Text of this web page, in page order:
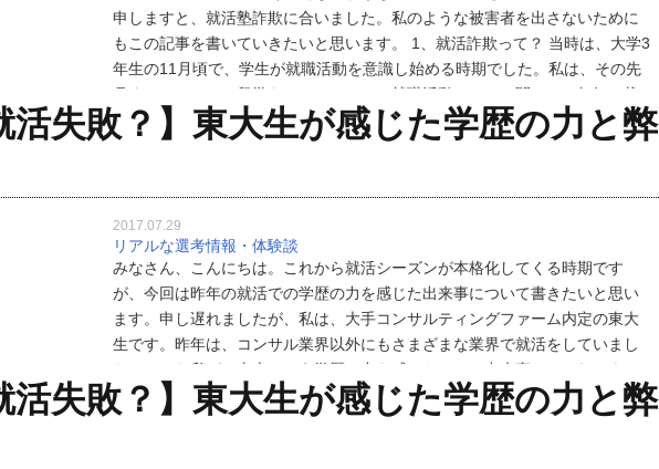
申しますと、就活塾詐欺に合いました。私のような被害者を出さないために
もこの記事を書いていきたいと思います。 1、就活詐欺って？ 当時は、大学3
年生の11月頃で、学生が就職活動を意識し始める時期でした。私は、その先
月までアメリカに留学をしていたので、就職活動のことに関しては無知の状
態。何か就職活動に関する情報を得るためにセミナーに…
活失敗？】東大生が感じた学歴の力と弊
2017.07.29
リアルな選考情報・体験談
みなさん、こんにちは。これから就活シーズンが本格化してくる時期です
が、今回は昨年の就活での学歴の力を感じた出来事について書きたいと思い
ます。申し遅れましたが、私は、大手コンサルティングファーム内定の東大
生です。昨年は、コンサル業界以外にもさまざまな業界で就活をしていまし
た。そんな私が、東大という学歴の力を感じた３つの出来事と、それによっ
て起こった弊害について書きたいと思います。就活の合間の息抜きに…
活失敗？】東大生が感じた学歴の力と弊